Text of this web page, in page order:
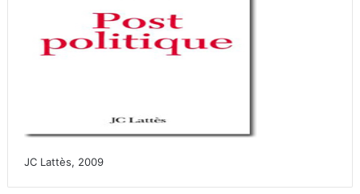
JC Lattès, 2009